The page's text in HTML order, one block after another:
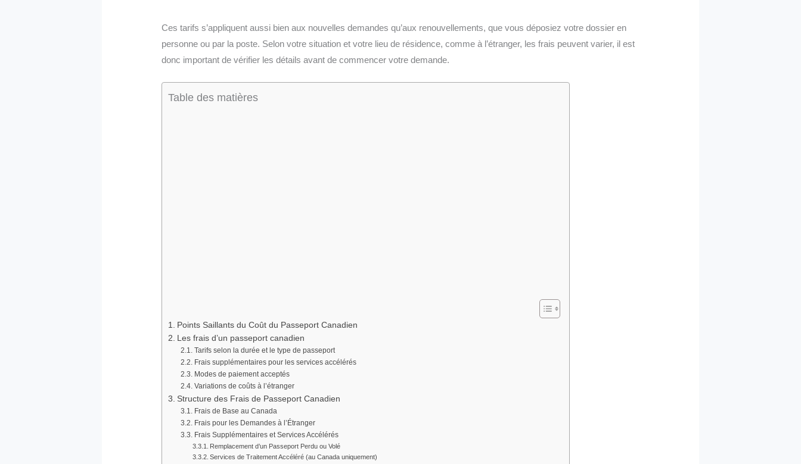
Ces tarifs s’appliquent aussi bien aux nouvelles demandes qu’aux renouvellements, que vous déposiez votre dossier en
personne ou par la poste. Selon votre situation et votre lieu de résidence, comme à l’étranger, les frais peuvent varier, il est
donc important de vérifier les détails avant de commencer votre demande.
Table des matières
Points Saillants du Coût du Passeport Canadien
Les frais d’un passeport canadien
Tarifs selon la durée et le type de passeport
Frais supplémentaires pour les services accélérés
Modes de paiement acceptés
Variations de coûts à l’étranger
Structure des Frais de Passeport Canadien
Frais de Base au Canada
Frais pour les Demandes à l’Étranger
Frais Supplémentaires et Services Accélérés
Remplacement d’un Passeport Perdu ou Volé
Services de Traitement Accéléré (au Canada uniquement)